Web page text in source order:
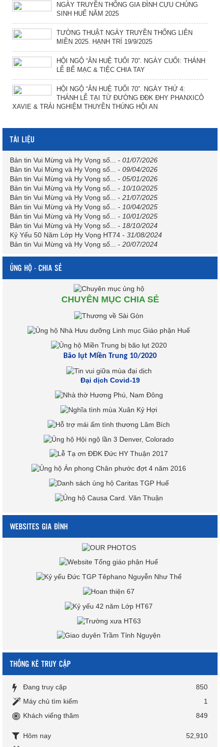
NGÀY TRUYỀN THỐNG GIA ĐÌNH CỰU CHỦNG
SINH HUẾ NĂM 2025
TƯỜNG THUẬT NGÀY TRUYỀN THỐNG LIÊN
MIỀN 2025. HẠNH TRÍ 19/9/2025
HỘI NGỘ “ÂN HUỆ TUỔI 70”. NGÀY CUỐI: THÁNH
LỄ BẾ MẠC & TIỆC CHIA TAY
HỘI NGỘ “ÂN HUỆ TUỔI 70”. NGÀY THỨ 4:
THÁNH LỄ TẠI TỪ ĐƯỜNG ĐĐK ĐHY PHANXICÔ
XAVIE & TRẢI NGHIỆM THUYỀN THÚNG HỘI AN
TÀI LIỆU
Bản tin Vui Mừng và Hy Vọng số... - 01/07/2026
Bản tin Vui Mừng và Hy Vọng số...
- 09/04/2026
Bản tin Vui Mừng và Hy Vọng số...
- 05/01/2026
Bản tin Vui Mừng và Hy Vọng số...
- 10/10/2025
Bản tin Vui Mừng và Hy Vọng số...
- 21/07/2025
Bản tin Vui Mừng và Hy Vọng số...
- 10/04/2025
Bản tin Vui Mừng và Hy Vọng số...
- 10/01/2025
Bản tin Vui Mừng và Hy Vọng số...
- 18/10/2024
Kỷ Yếu 50 Năm Lớp Hy Vọng HT74 - 31/08/2024
Bản tin Vui Mừng và Hy Vọng số...
- 20/07/2024
ỦNG HỘ - CHIA SẺ
CHUYÊN MỤC CHIA SẺ
Bão lụt Miền Trung 10/2020
Đại dịch Covid-19
WEBSITES GIA ĐÌNH
THỐNG KÊ TRUY CẬP
Đang truy cập
850
Máy chủ tìm kiếm
1
Khách viếng thăm
849
Hôm nay
52,910